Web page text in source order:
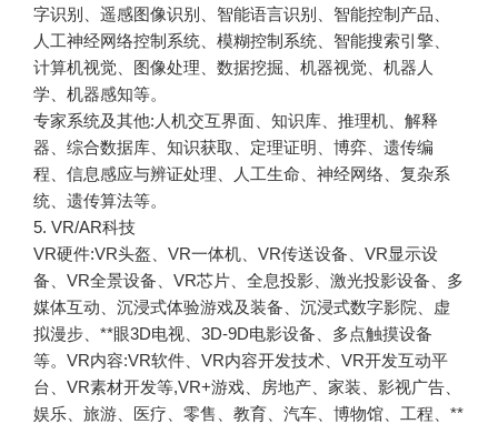
字识别、遥感图像识别、智能语言识别、智能控制产品、
人工神经网络控制系统、模糊控制系统、智能搜索引擎、
计算机视觉、图像处理、数据挖掘、机器视觉、机器人
学、机器感知等。
专家系统及其他:人机交互界面、知识库、推理机、解释
器、综合数据库、知识获取、定理证明、博弈、遗传编
程、信息感应与辨证处理、人工生命、神经网络、复杂系
统、遗传算法等。
5. VR/AR科技
VR硬件:VR头盔、VR一体机、VR传送设备、VR显示设
备、VR全景设备、VR芯片、全息投影、激光投影设备、多
媒体互动、沉浸式体验游戏及装备、沉浸式数字影院、虚
拟漫步、**眼3D电视、3D-9D电影设备、多点触摸设备
等。VR内容:VR软件、VR内容开发技术、VR开发互动平
台、VR素材开发等,VR+游戏、房地产、家装、影视广告、
娱乐、旅游、医疗、零售、教育、汽车、博物馆、工程、**